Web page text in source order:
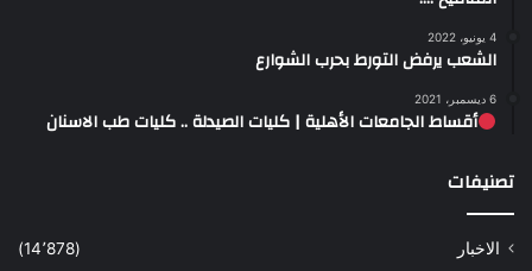
4 يونيو، 2022
الشعب يرفض التورط بحرب الشوارع
6 ديسمبر، 2021
أقساط الجامعات الأهلية | كليات الصيدلة .. كليات طب الاسنان
تصنيفات
الاخبار
(14٬878)